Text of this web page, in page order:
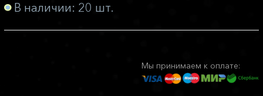
В наличии: 20 шт.
Мы принимаем к оплате: